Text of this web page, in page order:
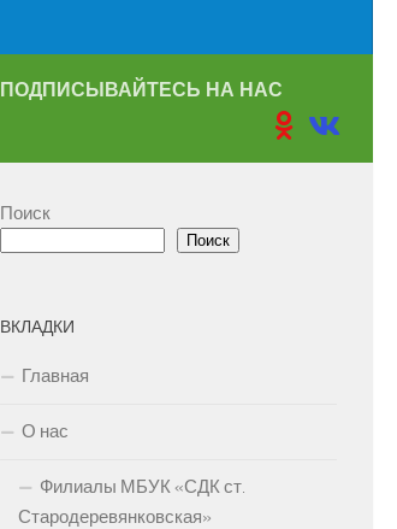
ПОДПИСЫВАЙТЕСЬ НА НАС
Поиск
Поиск
ВКЛАДКИ
Главная
О нас
Филиалы МБУК «СДК ст.
Стародеревянковская»